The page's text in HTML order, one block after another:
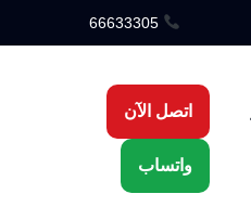
66633305
اتصل الآن
واتساب